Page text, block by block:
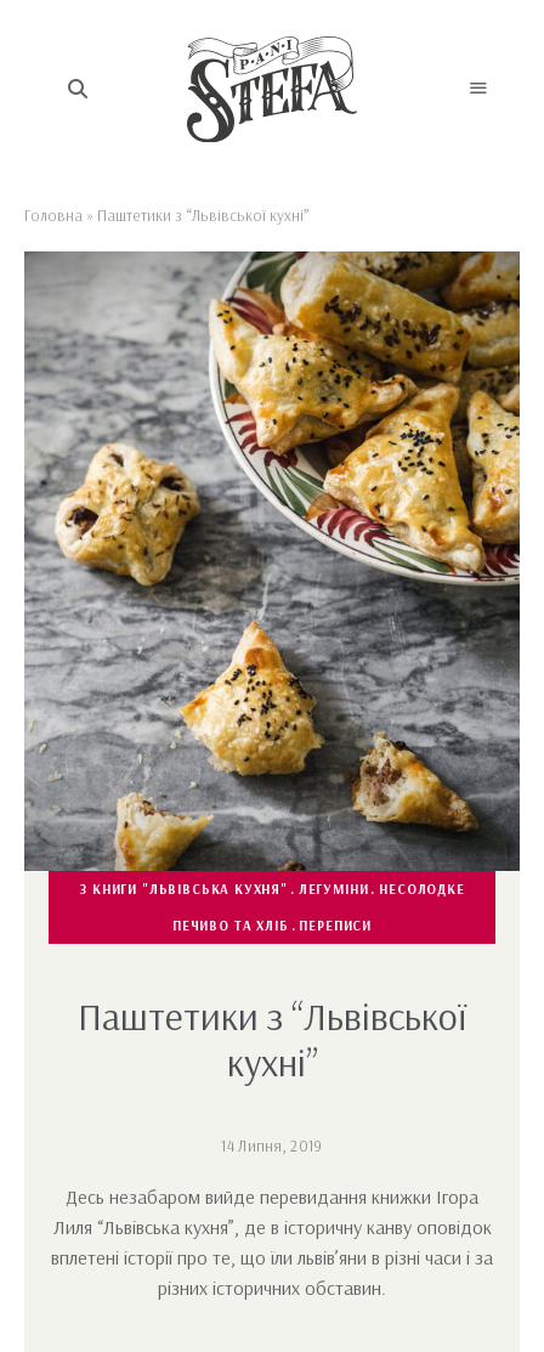
Головна » Паштетики з “Львівської кухні”
З КНИГИ "ЛЬВІВСЬКА КУХНЯ" ЛЕГУМІНИ НЕСОЛОДКЕ
ПЕЧИВО ТА ХЛІБ ПЕРЕПИСИ
Паштетики з “Львівської
кухні”
14 Липня, 2019
Десь незабаром вийде перевидання книжки Ігора
Лиля “Львівська кухня”, де в історичну канву оповідок
вплетені історії про те, що їли львів’яни в різні часи і за
різних історичних обставин.